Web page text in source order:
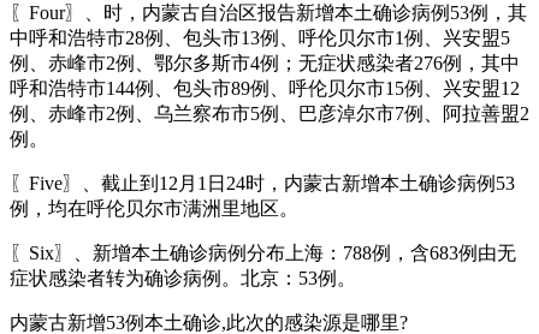
〖Four〗、时，内蒙古自治区报告新增本土确诊病例53例，其
中呼和浩特市28例、包头市13例、呼伦贝尔市1例、兴安盟5
例、赤峰市2例、鄂尔多斯市4例；无症状感染者276例，其中
呼和浩特市144例、包头市89例、呼伦贝尔市15例、兴安盟12
例、赤峰市2例、乌兰察布市5例、巴彦淖尔市7例、阿拉善盟2
例。
〖Five〗、截止到12月1日24时，内蒙古新增本土确诊病例53
例，均在呼伦贝尔市满洲里地区。
〖Six〗、新增本土确诊病例分布上海：788例，含683例由无
症状感染者转为确诊病例。北京：53例。
内蒙古新增53例本土确诊,此次的感染源是哪里?